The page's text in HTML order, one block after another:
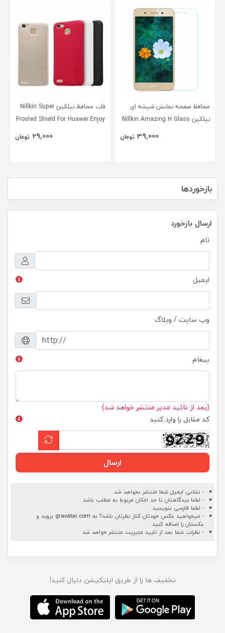
محافظ صفحه نمایش شیشه ای
نیلکین Nillkin Amazing H Glass
Screen Protector For Huawei
39,000 تومان
قاب محافظ نیلکین Nillkin Super
Frosted Shield For Huawei Enjoy
29,000 تومان
بازخوردها
ارسال بازخورد
نام
ایمیل
وب سایت / وبلاگ
پیغام
(بعد از تائید مدیر منتشر خواهد شد)
کد مقابل را وارد کنید
ارسال
- نشانی ایمیل شما منتشر نخواهد شد.
- لطفا دیدگاهتان تا حد امکان مربوط به مطلب باشد.
- لطفا فارسی بنویسید.
- میخواهید عکس خودتان کنار نظرتان باشد؟ به gravatar.com بروید و
عکستان را اضافه کنید.
- نظرات شما بعد از تایید مدیریت منتشر خواهد شد
تخفیف ها را از طریق اپلیکیشن دنبال کنید!